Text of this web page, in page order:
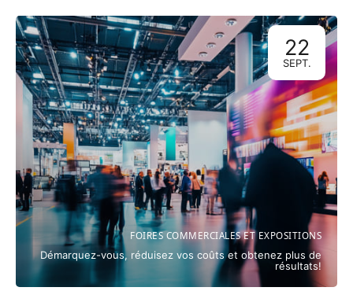
22
SEPT.
FOIRES COMMERCIALES ET EXPOSITIONS
Démarquez-vous, réduisez vos coûts et obtenez plus de
résultats!